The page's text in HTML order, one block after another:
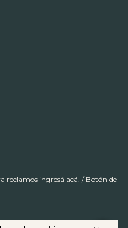
reclamos ingresá acá. / Botón de
20945092018 - 2026. Todos los